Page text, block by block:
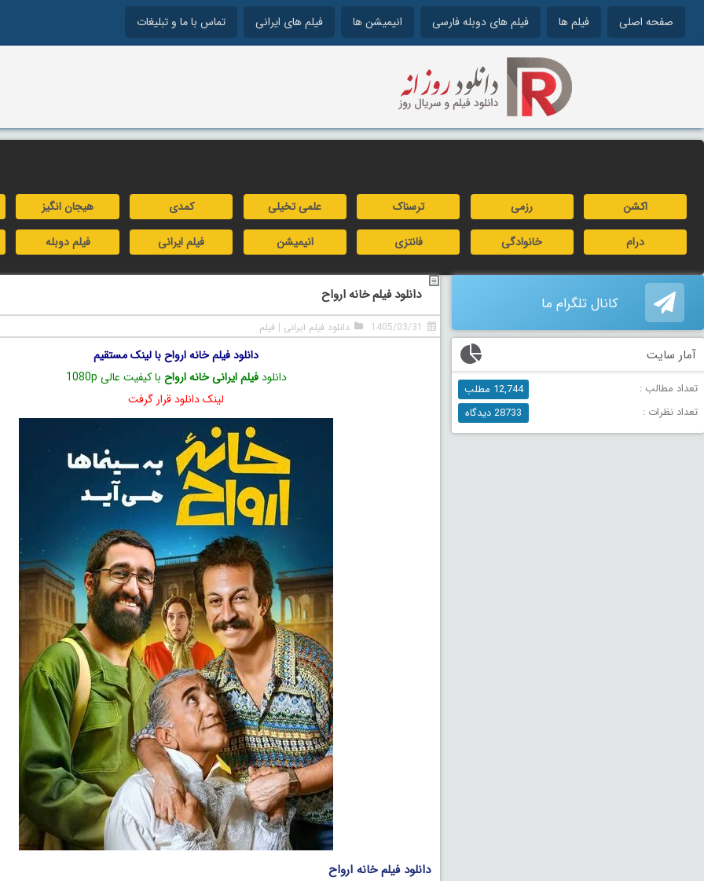
صفحه اصلی فیلم ها فیلم های دوبله فارسی انیمیشن ها فیلم های ایرانی تماس با ما و تبلیغات
اکشن رزمی ترسناک علمی تخیلی کمدی هیجان انگیز
درام خانوادگی فانتزی انیمیشن فیلم ایرانی فیلم دوبله
دانلود فیلم خانه ارواح
1405/03/31 دانلود فیلم ایرانی | فیلم
دانلود فیلم خانه ارواح با لینک مستقیم
دانلودفیلم ایرانی خانه ارواح با کیفیت عالی 1080p
لینک دانلود قرار گرفت
دانلود فیلم خانه ارواح
کانال تلگرام ما
آمار سایت
تعداد مطالب :
12,744 مطلب
تعداد نظرات :
28733 دیدگاه